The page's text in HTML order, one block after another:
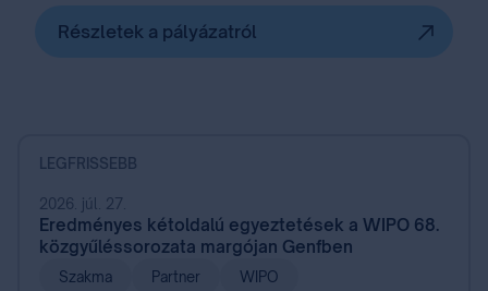
Részletek a pályázatról
LEGFRISSEBB
2026. júl. 27.
Eredményes kétoldalú egyeztetések a WIPO 68.
közgyűléssorozata margójan Genfben
Szakma Partner WIPO